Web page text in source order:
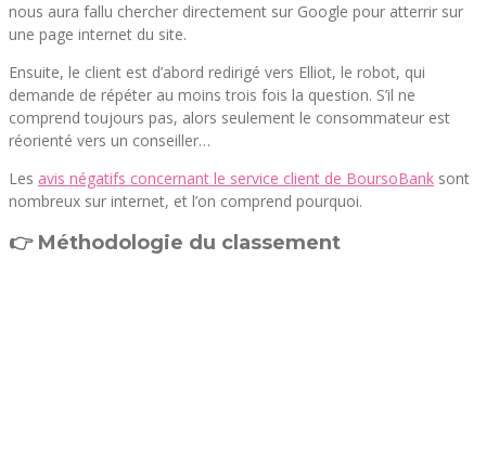
nous aura fallu chercher directement sur Google pour atterrir sur
une page internet du site.
Ensuite, le client est d’abord redirigé vers Elliot, le robot, qui
demande de répéter au moins trois fois la question. S’il ne
comprend toujours pas, alors seulement le consommateur est
réorienté vers un conseiller…
Les avis négatifs concernant le service client de BoursoBank sont
nombreux sur internet, et l’on comprend pourquoi.
👉 Méthodologie du classement